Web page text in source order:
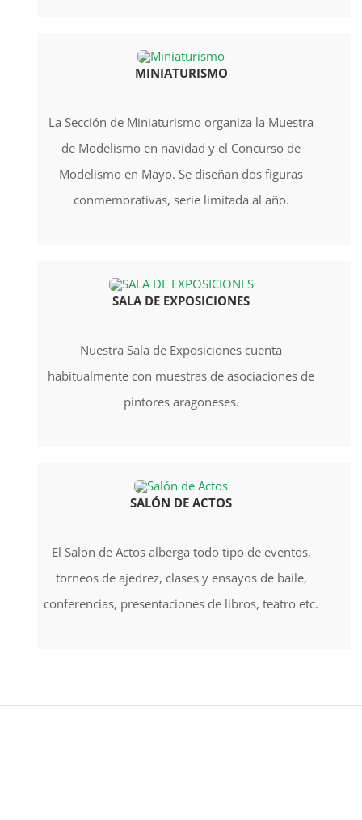
MINIATURISMO
La Sección de Miniaturismo organiza la Muestra
de Modelismo en navidad y el Concurso de
Modelismo en Mayo. Se diseñan dos figuras
conmemorativas, serie limitada al año.
SALA DE EXPOSICIONES
Nuestra Sala de Exposiciones cuenta
habitualmente con muestras de asociaciones de
pintores aragoneses.
SALÓN DE ACTOS
El Salon de Actos alberga todo tipo de eventos,
torneos de ajedrez, clases y ensayos de baile,
conferencias, presentaciones de libros, teatro etc.